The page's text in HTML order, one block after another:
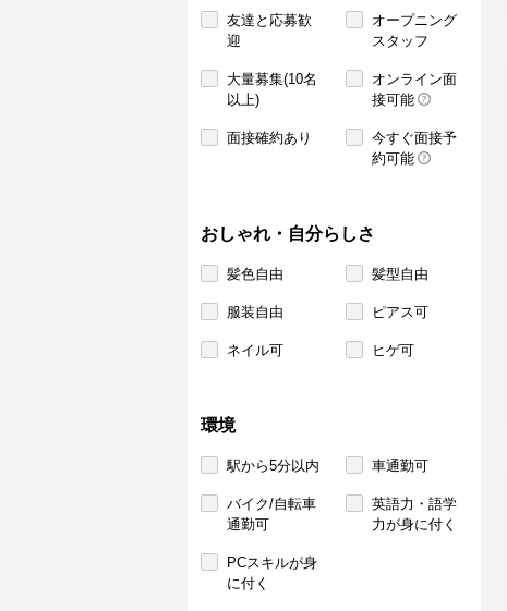
友達と応募歓
迎
オープニング
スタッフ
大量募集(10名
以上)
オンライン面
接可能
面接確約あり
今すぐ面接予
約可能
おしゃれ・自分らしさ
髪色自由 髪型自由
服装自由 ピアス可
ネイル可 ヒゲ可
環境
駅から5分以内 車通勤可
バイク/自転車
通勤可
英語力・語学
力が身に付く
PCスキルが身
に付く